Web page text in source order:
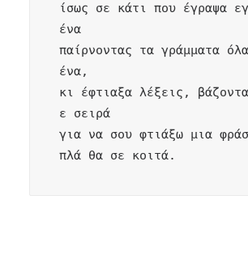
ίσως σε κάτι που έγραψα
ένα
παίρνοντας τα γράμματα
ένα,
κι έφτιαξα λέξεις,
ε σειρά
για να σου φτιάξω μια
πλά θα σε κοιτά.